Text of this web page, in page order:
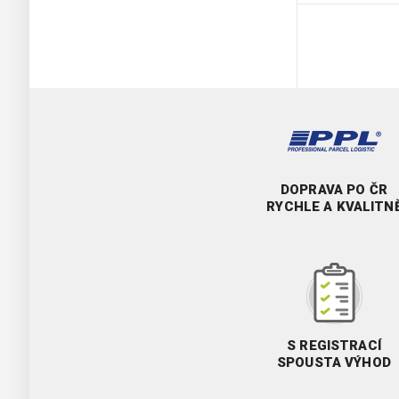
DOPRAVA PO ČR
RYCHLE A
S REGISTRACÍ
SPOUSTA VÝHOD